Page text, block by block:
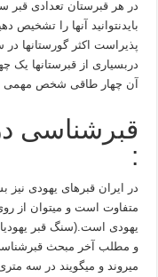
در هر قبرستان تعدادی قبر
بایدنتوانید آنها را
پذیراست اکثر گورستانها در
دربسیاری از قبرستانها یک
آن چهار طاقی شخص مهمی
قبرشناسی
:
در ایران قبرهای یهودی
متفاوت است و میتوان از
یهودی است.(سنگ قبر
و مطلب آخر مبحث
میروند و میگویند در سه